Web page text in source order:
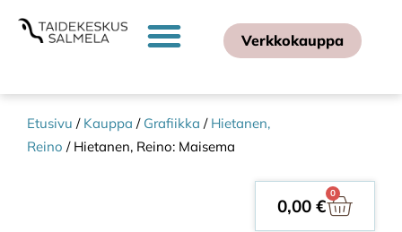
Verkkokauppa
Etusivu / Kauppa / Grafiikka / Hietanen,
Reino / Hietanen, Reino: Maisema
0,00 €
0